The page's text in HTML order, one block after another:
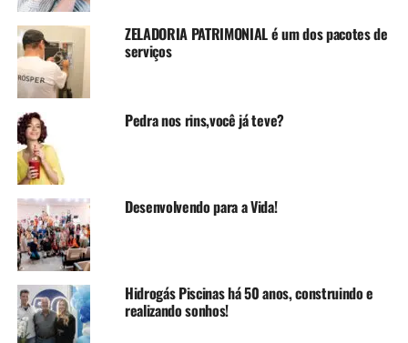
ZELADORIA PATRIMONIAL é um dos pacotes de
serviços
Pedra nos rins,você já teve?
Desenvolvendo para a Vida!
Hidrogás Piscinas há 50 anos, construindo e
realizando sonhos!